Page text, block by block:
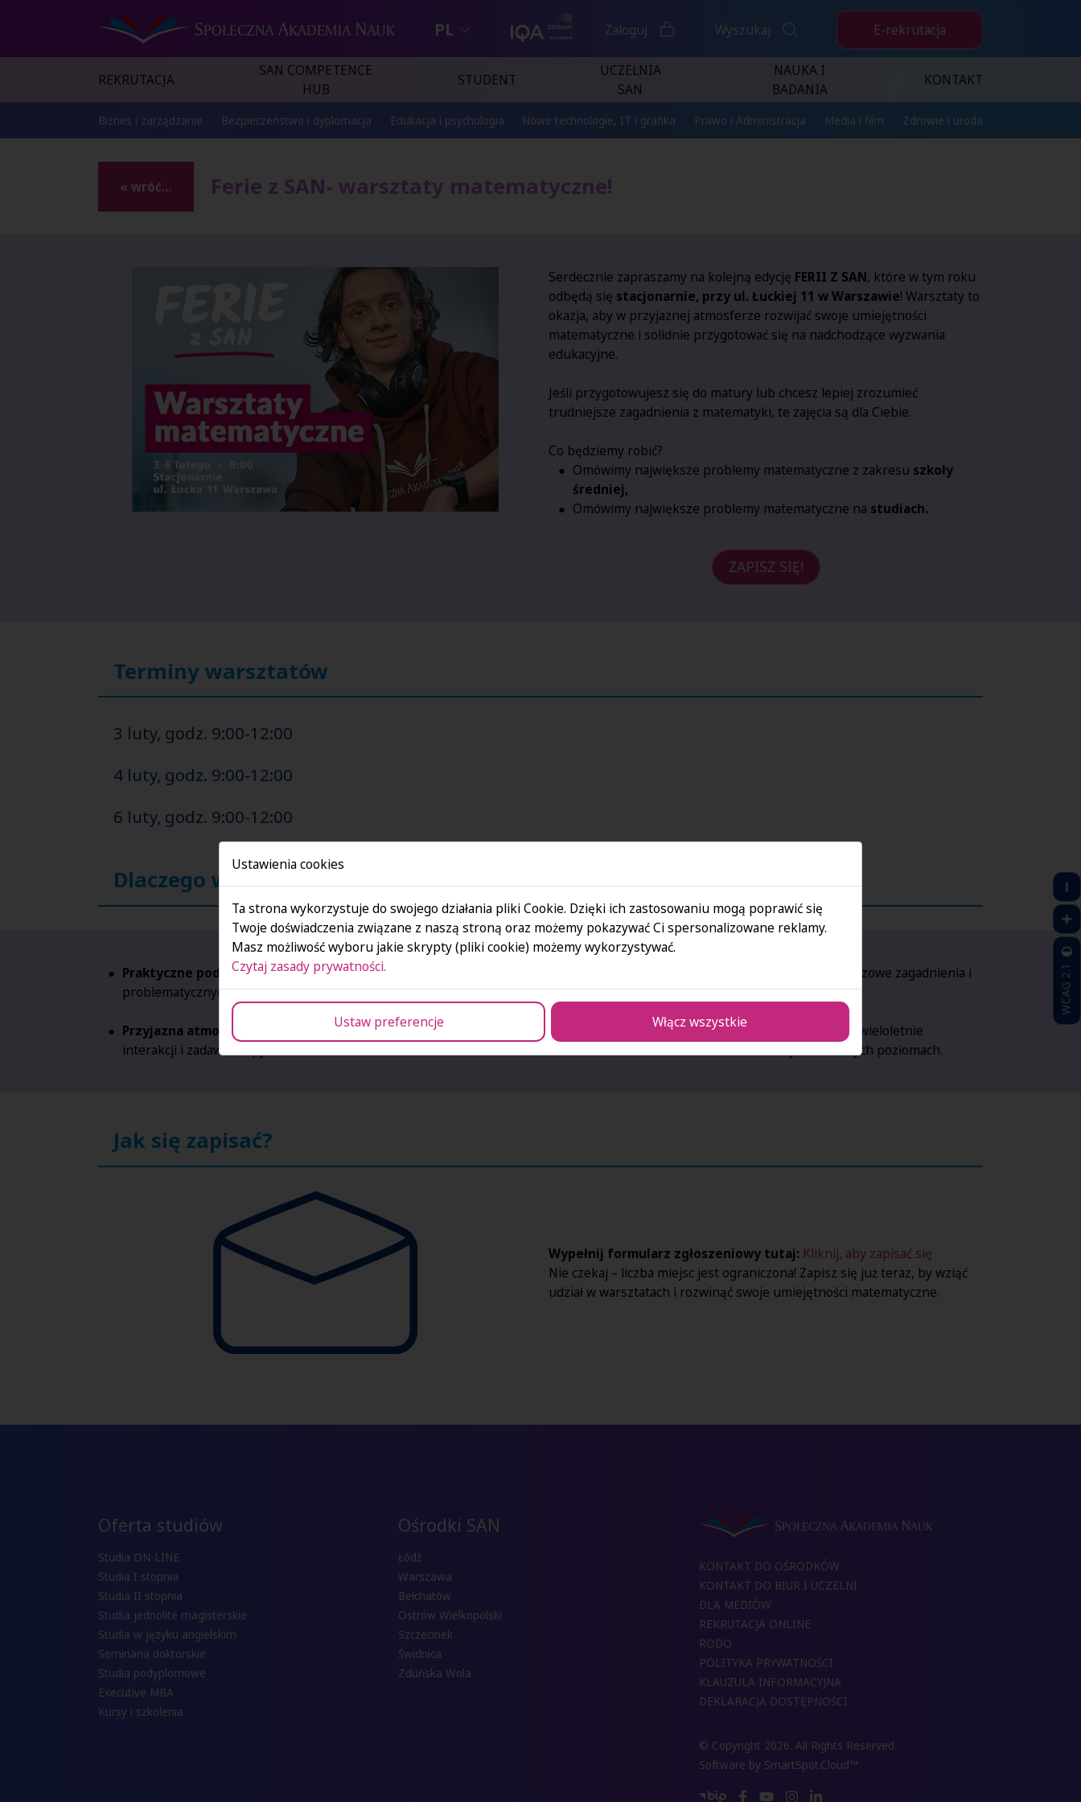
PL Zaloguj Wyszukaj E-rekrutacja
REKRUTACJA
SAN COMPETENCE
HUB
STUDENT
UCZELNIA
SAN
NAUKA I
BADANIA
KONTAKT
Biznes i zarządzanie Bezpieczeństwo i dyplomacja Edukacja i psychologia Nowe technologie, IT i grafika Prawo i Administracja Media i film Zdrowie i uroda
« wróć... Ferie z SAN- warsztaty matematyczne!
Serdecznie zapraszamy na kolejną edycję FERII Z SAN, które w tym roku
odbędą się stacjonarnie, przy ul. Łuckiej 11 w Warszawie! Warsztaty to
okazja, aby w przyjaznej atmosferze rozwijać swoje umiejętności
matematyczne i solidnie przygotować się na nadchodzące wyzwania
edukacyjne.
Jeśli przygotowujesz się do matury lub chcesz lepiej zrozumieć
trudniejsze zagadnienia z matematyki, te zajęcia są dla Ciebie.
Co będziemy robić?
Omówimy największe problemy matematyczne z zakresu szkoły
średniej,
Omówimy największe problemy matematyczne na studiach.
ZAPISZ SIĘ!
Terminy warsztatów
3 luty, godz. 9:00-12:00
4 luty, godz. 9:00-12:00
6 luty, godz. 9:00-12:00
Dlaczego warto?
Praktyczne podejście:Skupiamy się na wyjaśnianiu
problematycznych zagadnień i rozwiązywaniu zadań krok po kroku.
Przyjazna atmosfera:
Nauka w niewielkich grupach sprzyja
interakcji i zadawaniu pytań.
Powtarzasz kluczowe zagadnienia i
uczysz się nowych metod rozwiązywania zadań.
Wsparcie dydaktyka:Nasz wykładowca posiada wieloletnie
doświadczenie w nauczaniu matematyki na różnych poziomach.
Jak się zapisać?
Wypełnij formularz zgłoszeniowy tutaj: Kliknij, aby zapisać się
Nie czekaj – liczba miejsc jest ograniczona! Zapisz się już teraz, by wziąć
udział w warsztatach i rozwinąć swoje umiejętności matematyczne.
Oferta studiów
Studia ON-LINE
Studia I stopnia
Studia II stopnia
Studia jednolite magisterskie
Studia w języku angielskim
Seminaria doktorskie
Studia podyplomowe
Executive MBA
Kursy i szkolenia
Ośrodki SAN
Łódź
Warszawa
Bełchatów
Ostrów Wielkopolski
Szczecinek
Świdnica
Zduńska Wola
KONTAKT DO OŚRODKÓW
KONTAKT DO BIUR I UCZELNI
DLA MEDIÓW
REKRUTACJA ONLINE
RODO
POLITYKA PRYWATNOŚCI
KLAUZULA INFORMACYJNA
DEKLARACJA DOSTĘPNOŚCI
© Copyright 2026. All Rights Reserved.
Software by SmartSpot.Cloud™
WCAG 2.1
Ustawienia cookies
Ta strona wykorzystuje do swojego działania pliki Cookie. Dzięki ich zastosowaniu mogą poprawić się
Twoje doświadczenia związane z naszą stroną oraz możemy pokazywać Ci spersonalizowane reklamy.
Masz możliwość wyboru jakie skrypty (pliki cookie) możemy wykorzystywać.
Czytaj zasady prywatności.
Ustaw preferencje Włącz wszystkie